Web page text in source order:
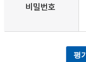
비밀번호